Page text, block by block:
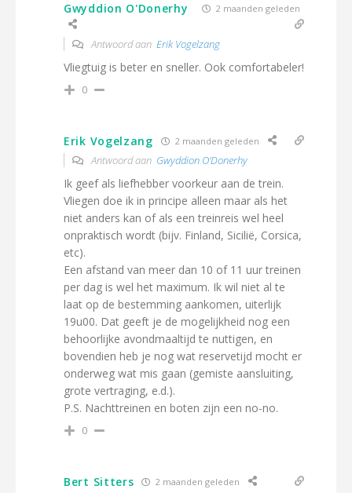
Gwyddion O'Donerhy 2 maanden geleden
Antwoord aan Erik Vogelzang
Vliegtuig is beter en sneller. Ook comfortabeler!
0
Erik Vogelzang 2 maanden geleden
Antwoord aan Gwyddion O'Donerhy
Ik geef als liefhebber voorkeur aan de trein.
Vliegen doe ik in principe alleen maar als het
niet anders kan of als een treinreis wel heel
onpraktisch wordt (bijv. Finland, Sicilië, Corsica,
etc).
Een afstand van meer dan 10 of 11 uur treinen
per dag is wel het maximum. Ik wil niet al te
laat op de bestemming aankomen, uiterlijk
19u00. Dat geeft je de mogelijkheid nog een
behoorlijke avondmaaltijd te nuttigen, en
bovendien heb je nog wat reservetijd mocht er
onderweg wat mis gaan (gemiste aansluiting,
grote vertraging, e.d.).
P.S. Nachttreinen en boten zijn een no-no.
0
Bert Sitters 2 maanden geleden